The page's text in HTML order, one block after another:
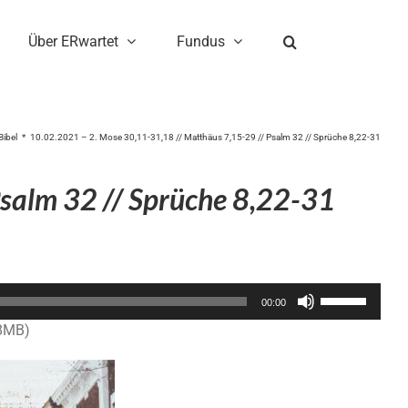
Über ERwartet Fundus
10.02.2021 – 2. Mose 30,11-31,18 // Matthäus 7,15-29 // Psalm 32 // Sprüche 8,22-31
32 // Sprüche 8,22-31
00:00